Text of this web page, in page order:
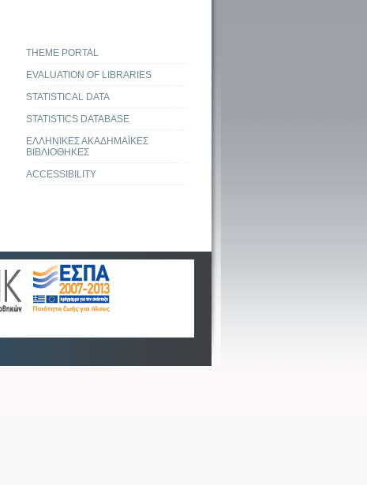
THEME PORTAL
EVALUATION OF LIBRARIES
STATISTICAL DATA
STATISTICS DATABASE
ΕΛΛΗΝΙΚΕΣ ΑΚΑΔΗΜΑΪΚΕΣ
ΒΙΒΛΙΟΘΗΚΕΣ
ACCESSIBILITY